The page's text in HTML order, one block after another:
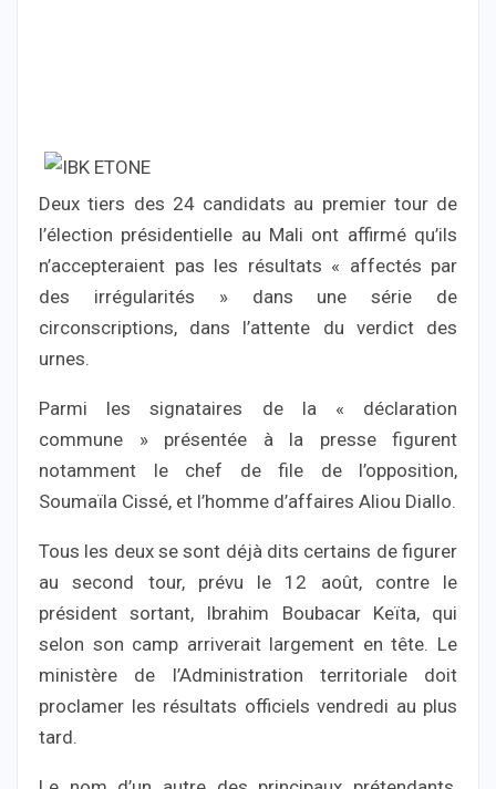
Deux tiers des 24 candidats au premier tour de
l’élection présidentielle au Mali ont affirmé qu’ils
n’accepteraient pas les résultats « affectés par
des irrégularités » dans une série de
circonscriptions, dans l’attente du verdict des
urnes.
Parmi les signataires de la « déclaration
commune » présentée à la presse figurent
notamment le chef de file de l’opposition,
Soumaïla Cissé, et l’homme d’affaires Aliou Diallo.
Tous les deux se sont déjà dits certains de figurer
au second tour, prévu le 12 août, contre le
président sortant, Ibrahim Boubacar Keïta, qui
selon son camp arriverait largement en tête. Le
ministère de l’Administration territoriale doit
proclamer les résultats officiels vendredi au plus
tard.